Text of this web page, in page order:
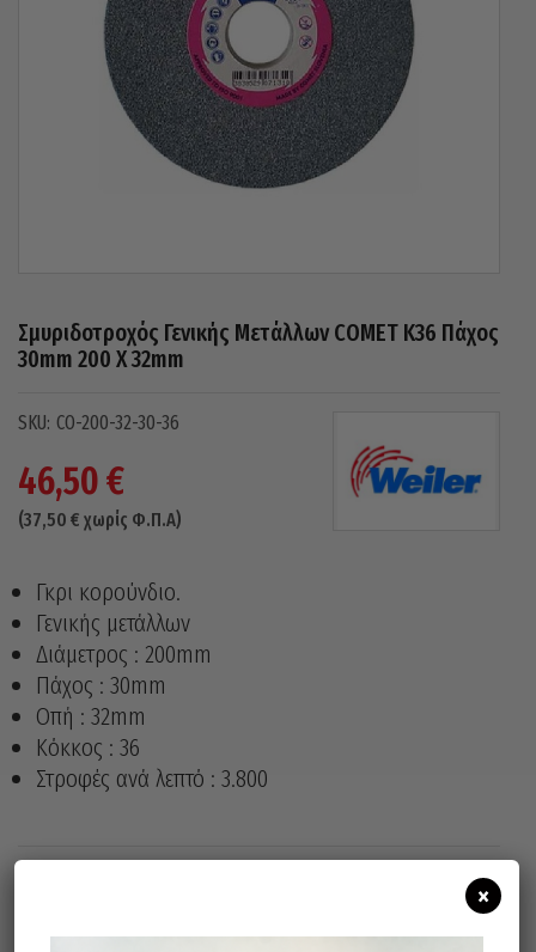
Σμυριδοτροχός Γενικής Μετάλλων COMET Κ36 Πάχος
30mm 200 X 32mm
CO-200-32-30-36
46,50€
(37,50 € χωρίς Φ.Π.Α)
Γκρι κορούνδιο.
Γενικής μετάλλων
Διάμετρος : 200mm
Πάχος : 30mm
Οπή : 32mm
Κόκκος : 36
Στροφές ανά λεπτό : 3.800
×